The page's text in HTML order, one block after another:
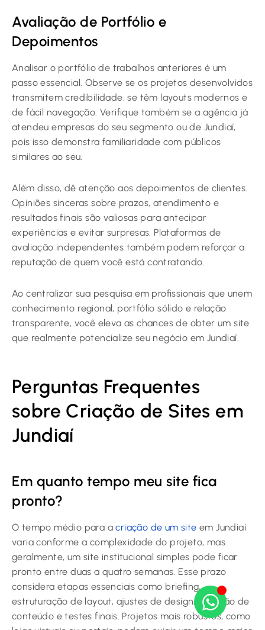
Avaliação de Portfólio e
Depoimentos
Analisar o portfólio de trabalhos anteriores é um
passo essencial. Observe se os projetos desenvolvidos
transmitem credibilidade, se têm layouts modernos e
de fácil navegação. Verifique também se a agência já
atendeu empresas do seu segmento ou de Jundiaí,
pois isso demonstra familiaridade com públicos
similares ao seu.
Além disso, dê atenção aos depoimentos de clientes.
Opiniões sinceras sobre prazos, atendimento e
resultados finais são valiosas para antecipar
experiências e evitar surpresas. Plataformas de
avaliação independentes também podem reforçar a
reputação de quem você está contratando.
Ao centralizar sua pesquisa em profissionais que unem
conhecimento regional, portfólio sólido e relação
transparente, você eleva as chances de obter um site
que realmente potencialize seu negócio em Jundiaí.
Perguntas Frequentes
sobre Criação de Sites em
Jundiaí
Em quanto tempo meu site fica
pronto?
O tempo médio para acriação de um site em Jundiaí
varia conforme a complexidade do projeto, mas
geralmente, um site institucional simples pode ficar
pronto entre duas a quatro semanas. Esse prazo
considera etapas essenciais como briefing,
estruturação de layout, ajustes de design, inserção de
conteúdo e testes finais. Projetos mais robustos, como